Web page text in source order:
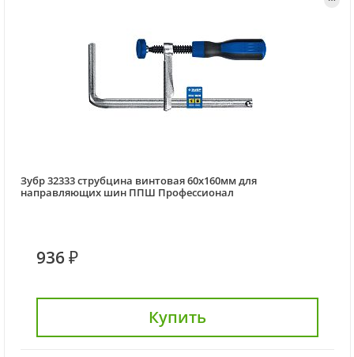
Зубр 32333 струбцина винтовая 60х160мм для
направляющих шин ППШ Профессионал
936 ₽
Купить